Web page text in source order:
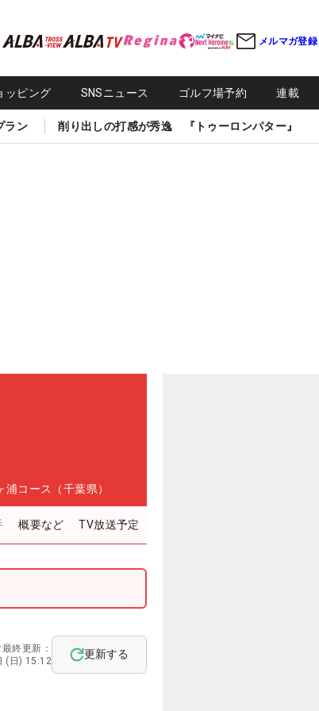
メルマガ登録
ッピング SNSニュース ゴルフ場予約 連載
ラン 削り出しの打感が秀逸 『トゥーロンパター』
コース（千葉県）
概要など TV放送予定
終更新：
(日) 15:12
更新する